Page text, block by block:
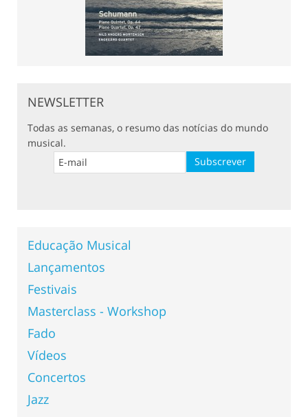
NEWSLETTER
Todas as semanas, o resumo das notícias do mundo
musical.
Educação Musical
Lançamentos
Festivais
Masterclass - Workshop
Fado
Vídeos
Concertos
Jazz